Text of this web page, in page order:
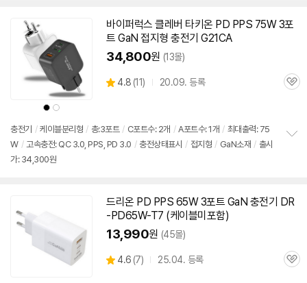
기
상
품
색
상
상
품
색
상
바이퍼럭스 클레버 타키온 PD PPS 75W 3포
트 GaN 접지형 충전기 G21CA
34,800원 (13몰)
별
4.8 (상
뷰
11) 20.09. 등록
관
충전기 / 케이블분리형 / 총:3포트 / C포트수: 2개 / A포트수: 1개 / 최대출력: 75
W / 고속충전: QC 3.0, PPS, PD 3.0 / 충전상태표시 / 접지형 / GaN소재 / 출시
가: 34,300원
기
드리온 PD PPS 65W3포트 GaN 충전기 DR
-PD65W-T7 (케이블미포함)
13,990원 (45몰)
별
4.6 (상
7) 25.04. 등록
관